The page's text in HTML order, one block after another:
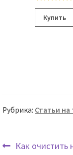
4.99out of
5
Купить
Рубрика: Статьи
Предыдущая
Как очистить